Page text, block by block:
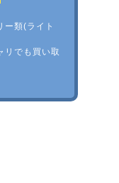
ー類(ライト
リでも買い取